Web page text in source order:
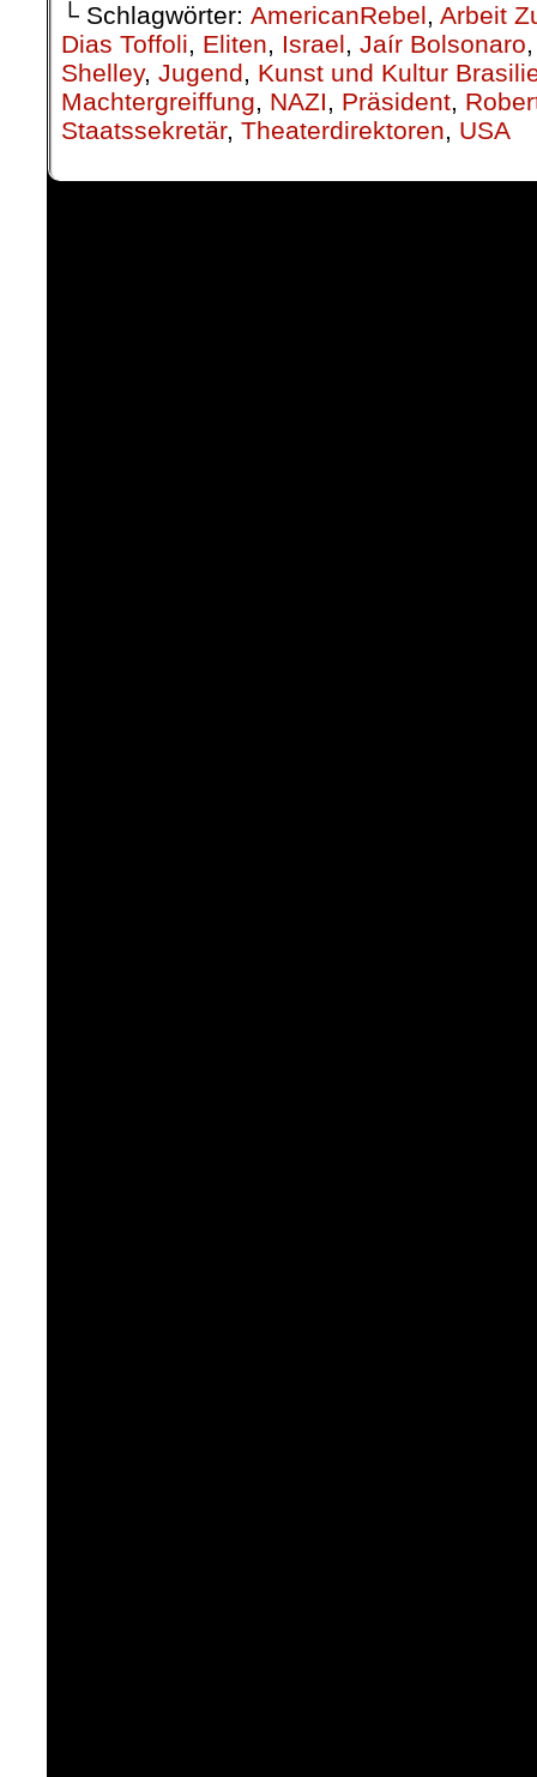
└ Schlagwörter: AmericanRebel, Arbeit
Dias Toffoli, Eliten, Israel, Jaír Bolsonaro
Shelley, Jugend, Kunst und Kultur
Machtergreiffung, NAZI, Präsident,
Staatssekretär, Theaterdirektoren, USA